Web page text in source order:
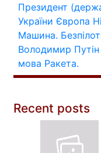
Президент
України Європа
Машина.
Володимир Путін
мова Ракета.
Recent posts